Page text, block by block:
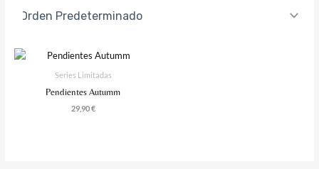
Series Limitadas
Pendientes Autumm
29,90€